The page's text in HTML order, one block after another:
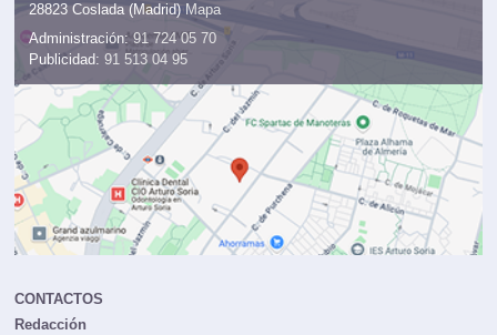
28823 Coslada (Madrid) Mapa
Administración: 91 724 05 70
Publicidad: 91 513 04 95
CONTACTOS
Redacción